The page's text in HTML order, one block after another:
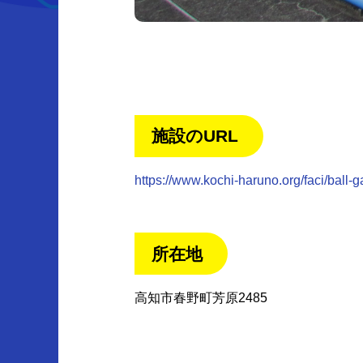
施設のURL
https://www.kochi-haruno.org/faci/ball-
所在地
高知市春野町芳原2485